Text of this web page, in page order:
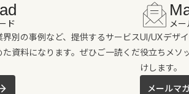
ド
別の事例など、提供するサービス
資料になります。ぜひご一読くだ
メ
UI/UXデザ
役立ちメソ
けします。
メールマ